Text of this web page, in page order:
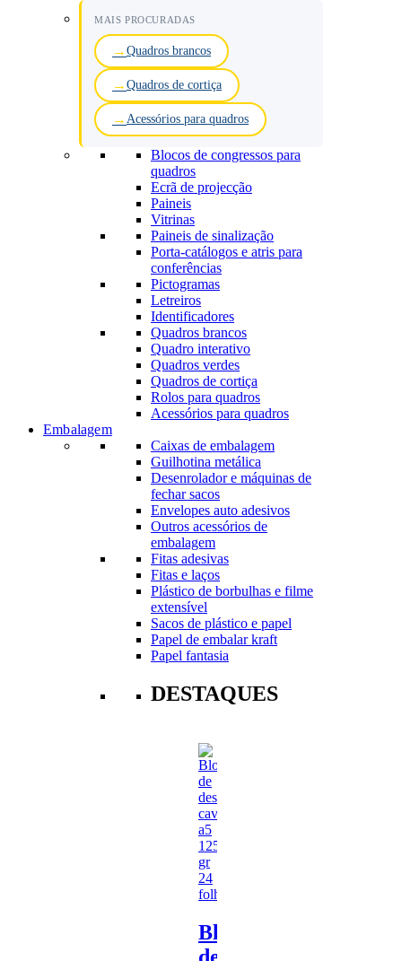
MAIS PROCURADAS
Quadros brancos
Quadros de cortiça
Acessórios para quadros
Blocos de congressos para
quadros
Ecrã de projecção
Paineis
Vitrinas
Paineis de sinalização
Porta-catálogos e atris para
conferências
Pictogramas
Letreiros
Identificadores
Quadros brancos
Quadro interativo
Quadros verdes
Quadros de cortiça
Rolos para quadros
Acessórios para quadros
Embalagem
Caixas de embalagem
Guilhotina metálica
Desenrolador e máquinas de
fechar sacos
Envelopes auto adesivos
Outros acessórios de
embalagem
Fitas adesivas
Fitas e laços
Plástico de borbulhas e filme
extensível
Sacos de plástico e papel
Papel de embalar kraft
Papel fantasia
DESTAQUES
Bloco
de